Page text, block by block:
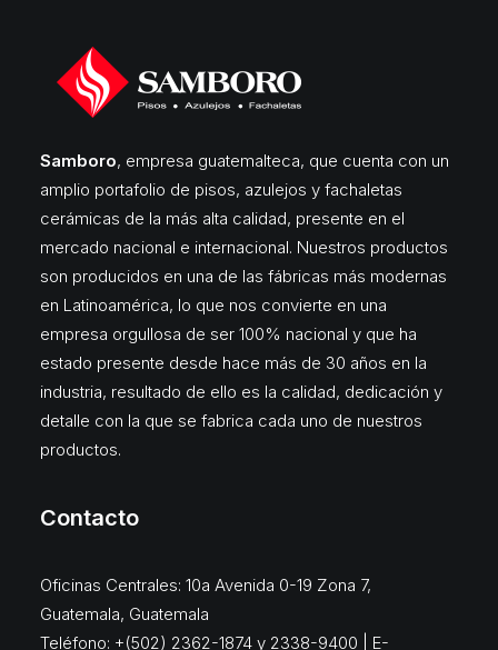
Samboro, empresa guatemalteca, que cuenta con un
amplio portafolio de pisos, azulejos y fachaletas
cerámicas de la más alta calidad, presente en el
mercado nacional e internacional. Nuestros productos
son producidos en una de las fábricas más modernas
en Latinoamérica, lo que nos convierte en una
empresa orgullosa de ser 100% nacional y que ha
estado presente desde hace más de 30 años en la
industria, resultado de ello es la calidad, dedicación y
detalle con la que se fabrica cada uno de nuestros
productos.
Contacto
Oficinas Centrales: 10a Avenida 0-19 Zona 7,
Guatemala, Guatemala
Teléfono: +(502) 2362-1874 y 2338-9400 | E-